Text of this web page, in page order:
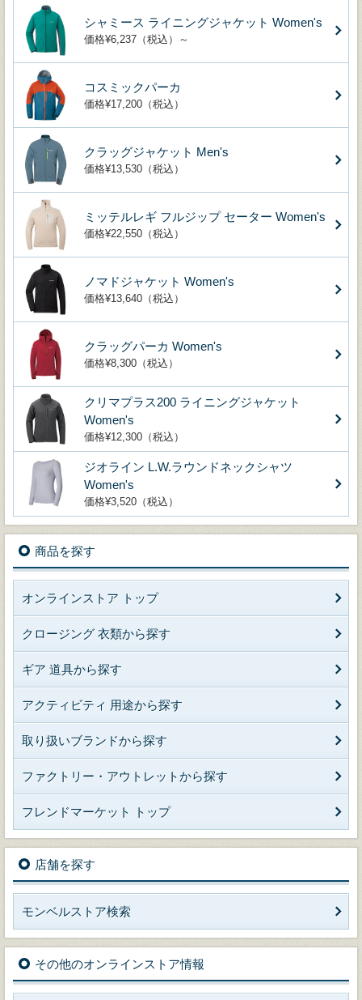
シャミース ライニングジャケット Women's
価格¥6,237（税込）～
コスミックパーカ
価格¥17,200（税込）
クラッグジャケット Men's
価格¥13,530（税込）
ミッテルレギ フルジップ セーター Women's
価格¥22,550（税込）
ノマドジャケット Women's
価格¥13,640（税込）
クラッグパーカ Women's
価格¥8,300（税込）
クリマプラス200 ライニングジャケット
Women's
価格¥12,300（税込）
ジオライン L.W.ラウンドネックシャツ
Women's
価格¥3,520（税込）
商品を探す
オンラインストア トップ
クロージング 衣類から探す
ギア 道具から探す
アクティビティ 用途から探す
取り扱いブランドから探す
ファクトリー・アウトレットから探す
フレンドマーケット トップ
店舗を探す
モンベルストア検索
その他のオンラインストア情報